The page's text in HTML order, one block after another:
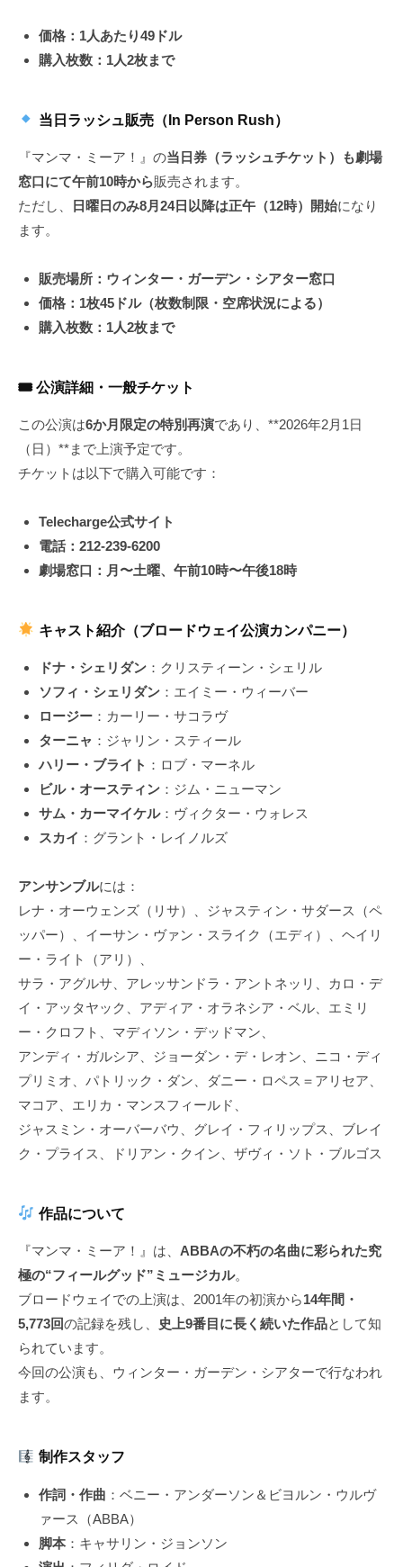
価格：1人あたり49ドル
購入枚数：1人2枚まで
当日ラッシュ販売（In Person Rush）
『マンマ・ミーア！』の当日券（ラッシュチケット）も劇場
窓口にて午前10時から販売されます。
ただし、
日曜日のみ8月24日以降は正午（12時）開始になり
ます。
販売場所：ウィンター・ガーデン・シアター窓口
価格：1枚45ドル（枚数制限・空席状況による）
購入枚数：1人2枚まで
🎟 公演詳細・一般チケット
この公演は6か月限定の特別再演であり、**2026年2月1日
（日）**まで上演予定です。
チケットは以下で購入可能です：
Telecharge公式サイト
電話：212-239-6200
劇場窓口：月〜土曜、午前10時〜午後18時
キャスト紹介（ブロードウェイ公演カンパニー）
ドナ・シェリダン：クリスティーン・シェリル
ソフィ・シェリダン：エイミー・ウィーバー
ロージー：カーリー・サコラヴ
ターニャ ：ジャリン・スティール
ハリー・ブライト ：ロブ・マーネル
ビル・オースティン：ジム・ニューマン
サム・カーマイケル：ヴィクター・ウォレス
スカイ ：グラント・レイノルズ
アンサンブルには：
レナ・オーウェンズ（リサ）、ジャスティン・サダース（ペ
ッパー）、イーサン・ヴァン・スライク（エディ）、ヘイリ
ー・ライト（アリ）、
サラ・アグルサ、アレッサンドラ・アントネッリ、カロ・デ
イ・アッタヤック、アディア・オラネシア・ベル、エミリ
ー・クロフト、マディソン・デッドマン、
アンディ・ガルシア、ジョーダン・デ・レオン、ニコ・ディ
プリミオ、パトリック・ダン、ダニー・ロペス＝アリセア、
マコア、エリカ・マンスフィールド、
ジャスミン・オーバーバウ、グレイ・フィリップス、ブレイ
ク・プライス、ドリアン・クイン、ザヴィ・ソト・ブルゴス
作品について
『マンマ・ミーア！』は、 ABBAの不朽の名曲に彩られた究
極の“フィールグッド”ミュージカル。
ブロードウェイでの上演は、2001年の初演から14年間・
5,773回の記録を残し、 史上9番目に長く続いた作品として知
られています。
今回の公演も、ウィンター・ガーデン・シアターで行なわれ
ます。
制作スタッフ
作詞・作曲 ：ベニー・アンダーソン＆ビヨルン・ウルヴ
ァース（ABBA）
脚本：キャサリン・ジョンソン